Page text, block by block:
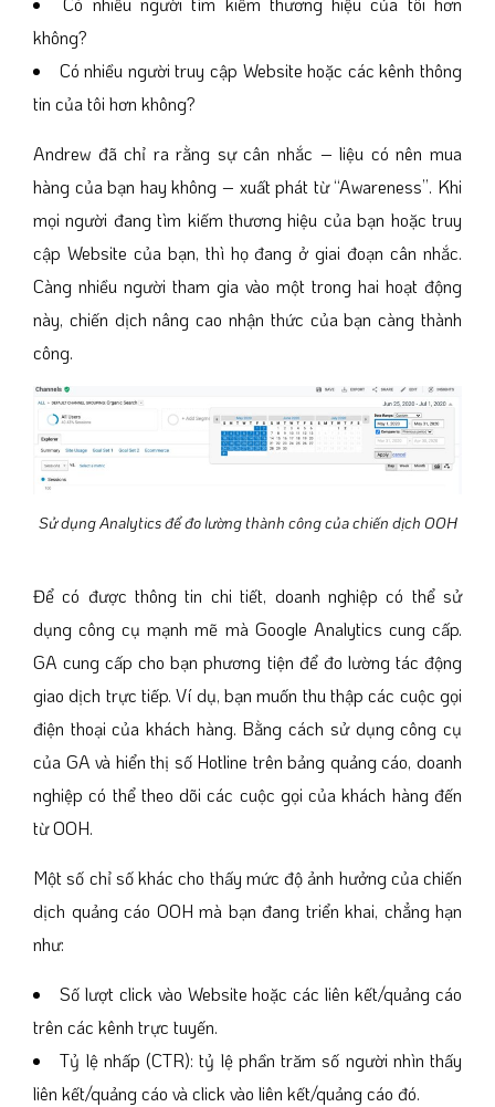
không?
Có nhiều người truy cập Website hoặc các kênh thông
tin của tôi hơn không?
Andrew đã chỉ ra rằng sự cân nhắc – liệu có nên mua
hàng của bạn hay không – xuất phát từ “Awareness”. Khi
mọi người đang tìm kiếm thương hiệu của bạn hoặc truy
cập Website của bạn, thì họ đang ở giai đoạn cân nhắc.
Càng nhiều người tham gia vào một trong hai hoạt động
này, chiến dịch nâng cao nhận thức của bạn càng thành
công.
Sử dụng Analytics để đo lường thành công của chiến dịch OOH
Để có được thông tin chi tiết, doanh nghiệp có thể sử
dụng công cụ mạnh mẽ mà Google Analytics cung cấp.
GA cung cấp cho bạn phương tiện để đo lường tác động
giao dịch trực tiếp. Ví dụ, bạn muốn thu thập các cuộc gọi
điện thoại của khách hàng. Bằng cách sử dụng công cụ
của GA và hiển thị số Hotline trên bảng quảng cáo, doanh
nghiệp có thể theo dõi các cuộc gọi của khách hàng đến
từ OOH.
Một số chỉ số khác cho thấy mức độ ảnh hưởng của chiến
dịch quảng cáo OOH mà bạn đang triển khai, chẳng hạn
như:
Số lượt click vào Website hoặc các liên kết/quảng cáo
trên các kênh trực tuyến.
Tỷ lệ nhấp (CTR): tỷ lệ phần trăm số người nhìn thấy
liên kết/quảng cáo và click vào liên kết/quảng cáo đó.